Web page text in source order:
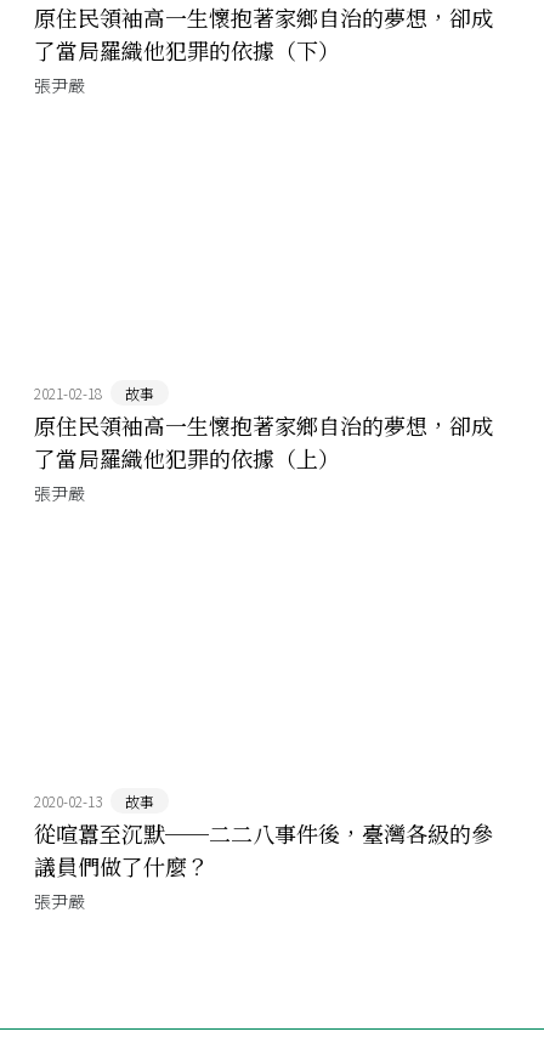
原住民領袖高一生懷抱著家鄉自治的夢想，卻成
了當局羅織他犯罪的依據（下）
張尹嚴
2021-02-18 故事
原住民領袖高一生懷抱著家鄉自治的夢想，卻成
了當局羅織他犯罪的依據（上）
張尹嚴
2020-02-13 故事
從喧囂至沉默──二二八事件後，臺灣各級的參
議員們做了什麼？
張尹嚴